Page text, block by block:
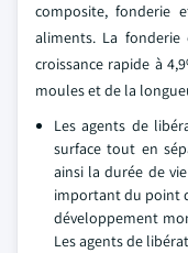
composite, fonderie
aliments. La
croissance rapide à
moules et de la
Les agents de
surface tout en
ainsi la durée de
important du point
développement
Les agents de